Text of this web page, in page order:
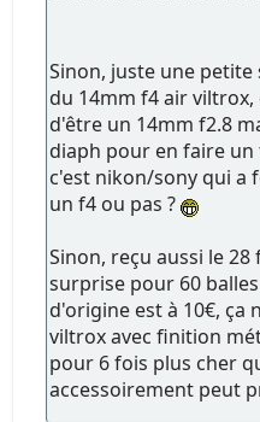
Sinon, juste une
du 14mm f4 air
d'être un 14mm f2.8
diaph pour en faire un
c'est nikon/sony qui a
un f4 ou pas ?
Sinon, reçu aussi le
surprise pour 60
d'origine est à 10€, ça
viltrox avec finition
pour 6 fois plus cher
accessoirement peut